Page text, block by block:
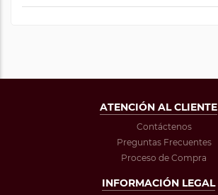
ATENCIÓN AL CLIENTE
Contáctenos
Preguntas Frecuentes
Proceso de Compra
INFORMACIÓN LEGAL